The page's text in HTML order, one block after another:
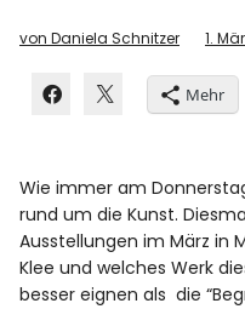
P
von Daniela Schnitzer 1.
Mehr
Wie immer am
rund um die Kunst.
Ausstellungen im März in
Klee und welches Werk
besser eignen als die